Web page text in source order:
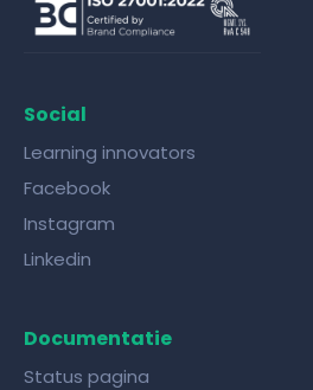
Social
Learning innovators
Facebook
Instagram
Linkedin
Documentatie
Status pagina